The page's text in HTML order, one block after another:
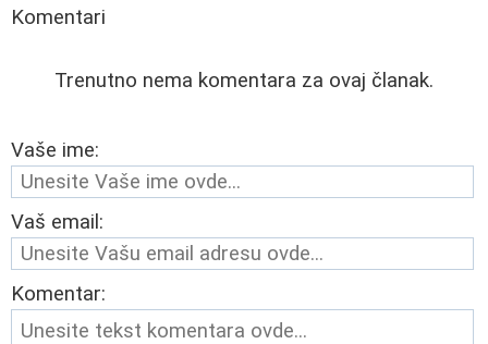
Komentari
Trenutno nema komentara za ovaj članak.
Vaše ime:
Vaš email:
Komentar: